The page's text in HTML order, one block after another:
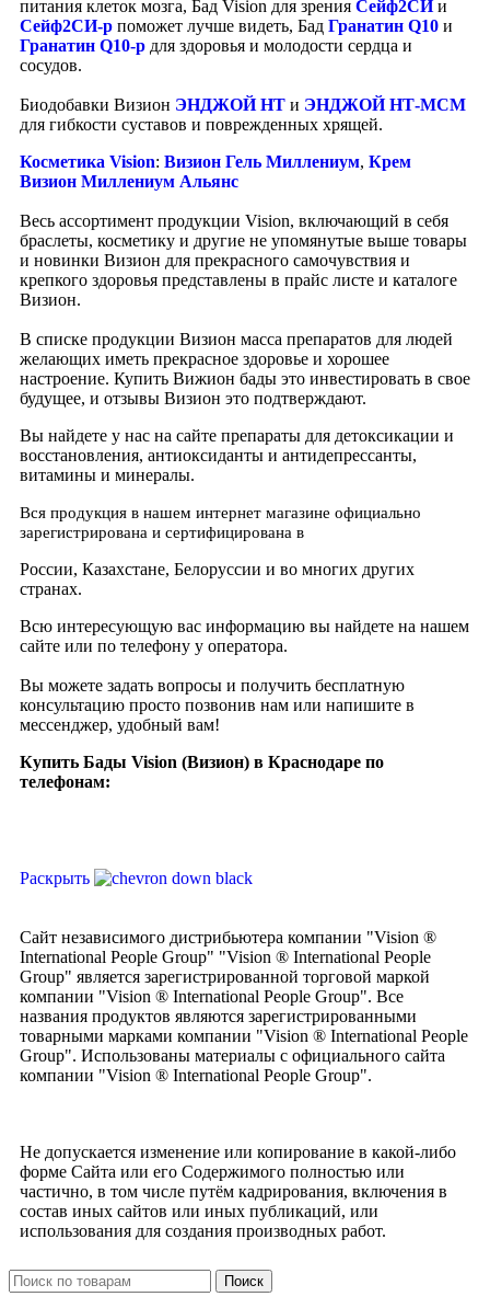
питания клеток мозга, Бад Vision для зрения Сейф2СИ и
Сейф2СИ-р поможет лучше видеть, Бад Гранатин Q10 и
Гранатин Q10-р для здоровья и молодости сердца и
сосудов.
Биодобавки Визион ЭНДЖОЙ НТ и ЭНДЖОЙ НТ-МСМ
для гибкости суставов и поврежденных хрящей.
Косметика Vision: Визион Гель Миллениум, Крем
Визион Миллениум Альянс
Весь ассортимент продукции Vision, включающий в себя
браслеты, косметику и другие не упомянутые выше товары
и новинки Визион для прекрасного самочувствия и
крепкого здоровья представлены в прайс листе и каталоге
Визион.
В списке продукции Визион масса препаратов для людей
желающих иметь прекрасное здоровье и хорошее
настроение. Купить Вижион бады это инвестировать в свое
будущее, и отзывы Визион это подтверждают.
Вы найдете у нас на сайте препараты для детоксикации и
восстановления, антиоксиданты и антидепрессанты,
витамины и минералы.
Вся продукция в нашем интернет магазине официально
зарегистрирована и сертифицирована в
России, Казахстане, Белоруссии и во многих других
странах.
Всю интересующую вас информацию вы найдете на нашем
сайте или по телефону у оператора.
Вы можете задать вопросы и получить бесплатную
консультацию просто позвонив нам или напишите в
мессенджер, удобный вам!
Купить Бады Vision (Визион) в Краснодаре по
телефонам:
Раскрыть
Сайт независимого дистрибьютера компании "Vision ®
International People Group" "Vision ® International People
Group" является зарегистрированной торговой маркой
компании "Vision ® International People Group". Все
названия продуктов являются зарегистрированными
товарными марками компании "Vision ® International People
Group". Использованы материалы с официального сайта
компании "Vision ® International People Group".
Не допускается изменение или копирование в какой-либо
форме Сайта или его Содержимого полностью или
частично, в том числе путём кадрирования, включения в
состав иных сайтов или иных публикаций, или
использования для создания производных работ.
Поиск